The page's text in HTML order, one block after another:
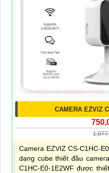
CAMERA EZVIZ
Camera EZVIZ CS-C1HC-
dạng cube thiết đầu
C1HC-E0-1E2WF được